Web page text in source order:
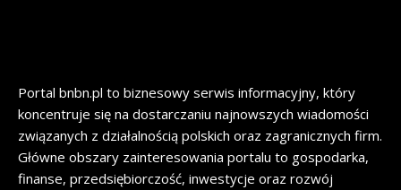
Portal bnbn.pl to biznesowy serwis informacyjny, który
koncentruje się na dostarczaniu najnowszych wiadomości
związanych z działalnością polskich oraz zagranicznych firm.
Główne obszary zainteresowania portalu to gospodarka,
finanse, przedsiębiorczość, inwestycje oraz rozwój